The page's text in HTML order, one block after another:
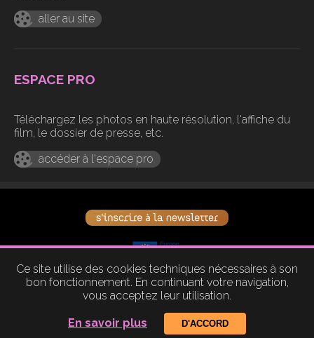
aller au site
ESPACE PRO
Téléchargez les photos en haute résolution, l'affiche du
film, le dossier de presse, etc.
accéder à l'espace pro
Ce site utilise des cookies techniques nécessaires à son
bon fonctionnement. En continuant votre navigation,
vous acceptez leur utilisation.
En savoir plus D'ACCORD